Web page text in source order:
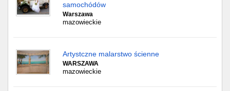
samochódów
Warszawa
mazowieckie
Artystczne malarstwo ścienne
WARSZAWA
mazowieckie